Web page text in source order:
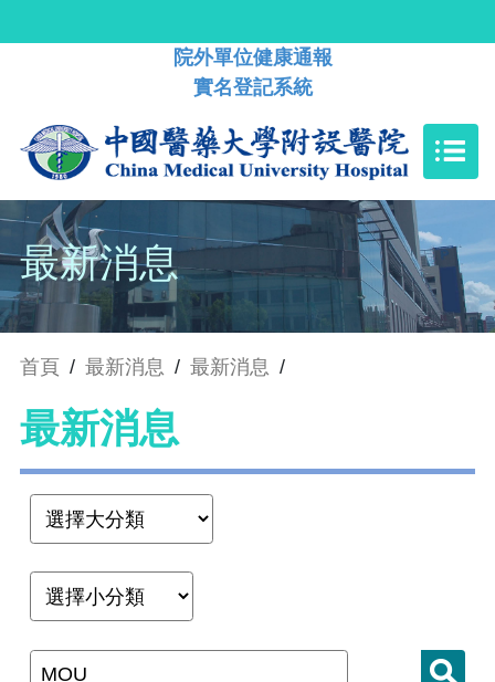
院外單位健康通報
實名登記系統
最新消息
首頁 / 最新消息 / 最新消息 /
最新消息